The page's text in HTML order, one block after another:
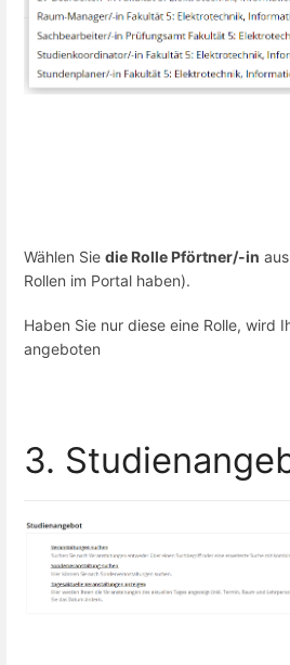
Wählen Sie die Rolle Pförtner/-in
Rollen im Portal haben).
Haben Sie nur diese eine Rolle, wird
angeboten
3.